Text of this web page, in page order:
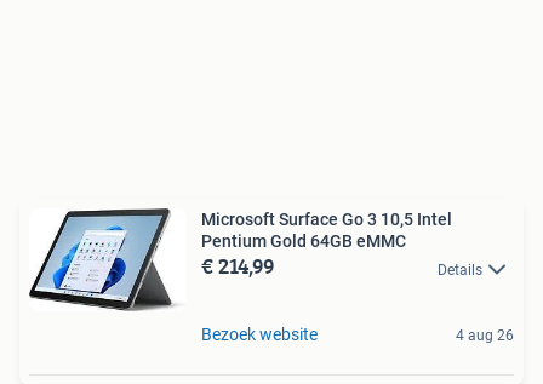
Microsoft Surface Go 3 10,5 Intel
Pentium Gold 64GB eMMC
€ 214,99 Details
Bezoek website 4 aug 26